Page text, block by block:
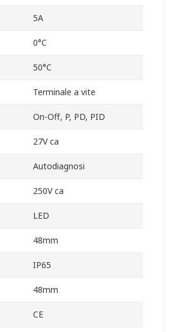
5A
0°C
50°C
Terminale a vite
On-Off, P, PD, PID
27V ca
Autodiagnosi
250V ca
LED
48mm
IP65
48mm
CE